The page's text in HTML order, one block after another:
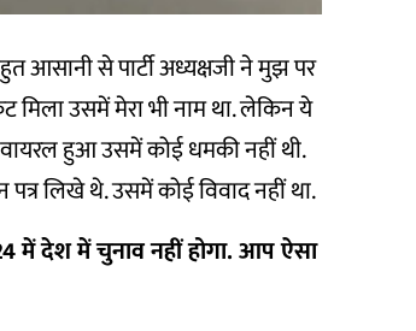
आसानी से पार्टी अध्यक्षजी ने मुझ पर
मिला उसमें मेरा भी नाम था. लेकिन ये
वायरल हुआ उसमें कोई धमकी नहीं थी.
लिखे थे. उसमें कोई विवाद नहीं था.
में देश में चुनाव नहीं होगा. आप ऐसा